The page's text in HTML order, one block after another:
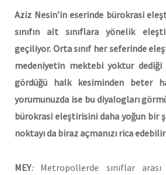
Aziz Nesin’in eserinde bürokrasi
sınıfın alt sınıflara yönelik
geçiliyor. Orta sınıf her seferinde
medeniyetin mektebi yoktur dediği
gördüğü halk kesiminden beter
yorumunuzda ise bu diyalogları
bürokrasi eleştirisini daha yoğun bir
noktayı da biraz açmanızı rica
MEY: Metropollerde sınıflar